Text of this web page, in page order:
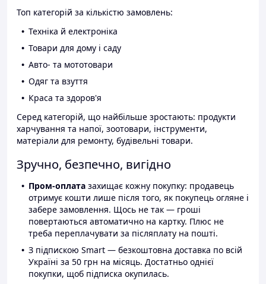
Топ категорій за кількістю замовлень:
Техніка й електроніка
Товари для дому і саду
Авто- та мототовари
Одяг та взуття
Краса та здоров'я
Серед категорій, що найбільше зростають: продукти
харчування та напої, зоотовари, інструменти,
матеріали для ремонту, будівельні товари.
Зручно, безпечно, вигідно
Пром-оплата захищає кожну покупку: продавець
отримує кошти лише після того, як покупець огляне і
забере замовлення. Щось не так — гроші
повертаються автоматично на картку. Плюс не
треба переплачувати за післяплату на пошті.
З підпискою Smart — безкоштовна доставка по всій
Україні за 50 грн на місяць. Достатньо однієї
покупки, щоб підписка окупилась.